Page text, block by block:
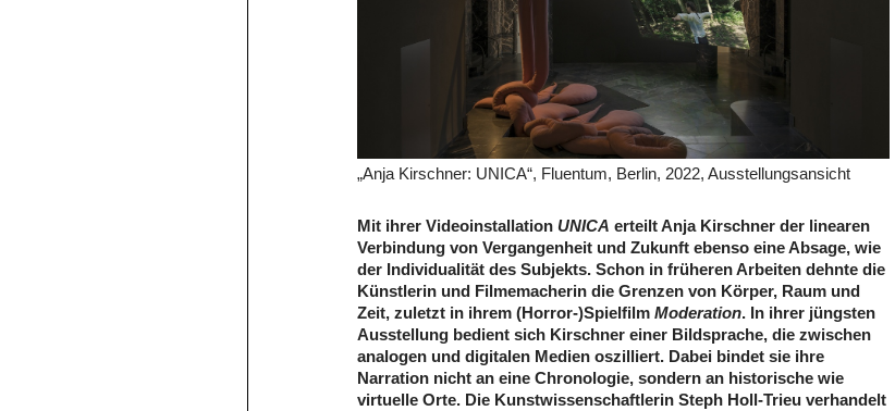
„Anja Kirschner: UNICA“, Fluentum, Berlin, 2022, Ausstellungsansicht
Mit ihrer Videoinstallation UNICA erteilt Anja Kirschner der linearen
Verbindung von Vergangenheit und Zukunft ebenso eine Absage, wie
der Individualität des Subjekts. Schon in früheren Arbeiten dehnte die
Künstlerin und Filmemacherin die Grenzen von Körper, Raum und
Zeit, zuletzt in ihrem (Horror-)Spielfilm Moderation. In ihrer jüngsten
Ausstellung bedient sich Kirschner einer Bildsprache, die zwischen
analogen und digitalen Medien oszilliert. Dabei bindet sie ihre
Narration nicht an eine Chronologie, sondern an historische wie
virtuelle Orte. Die Kunstwissenschaftlerin Steph Holl-Trieu verhandelt